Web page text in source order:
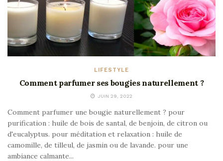
LIFESTYLE
Comment parfumer ses bougies naturellement ?
JUIN 29, 2022
Comment parfumer une bougie naturellement ? pour
purification : huile de bois de santal, de benjoin, de citron ou
d'eucalyptus. pour méditation et relaxation : huile de
camomille, de tilleul, de jasmin ou de lavande. pour une
ambiance calmante...